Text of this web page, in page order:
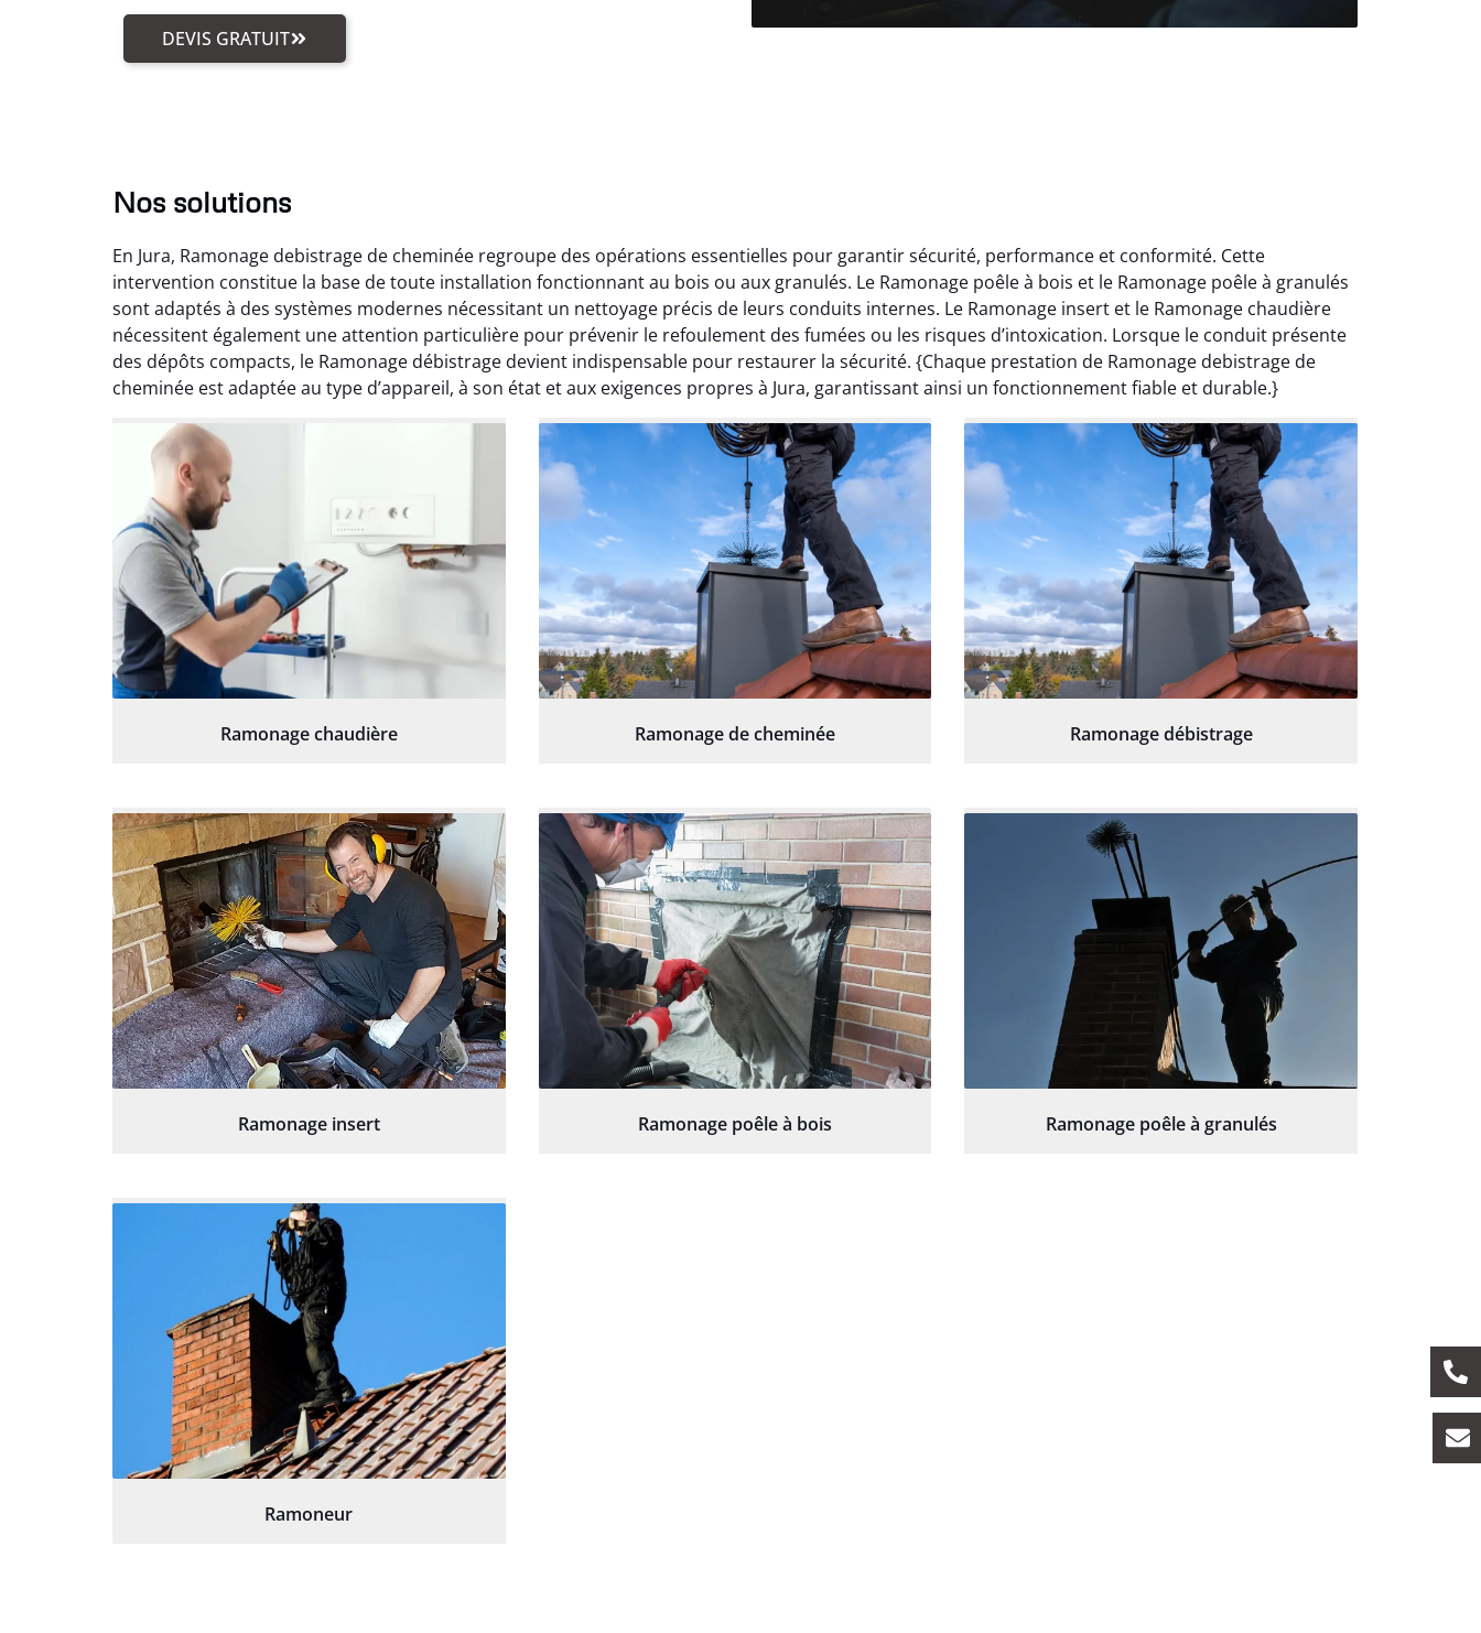
DEVIS GRATUIT
Nos solutions
En Jura, Ramonage debistrage de cheminée regroupe des opérations essentielles pour garantir sécurité, performance et conformité. Cette
intervention constitue la base de toute installation fonctionnant au bois ou aux granulés. Le Ramonage poêle à bois et le Ramonage poêle à granulés
sont adaptés à des systèmes modernes nécessitant un nettoyage précis de leurs conduits internes. Le Ramonage insert et le Ramonage chaudière
nécessitent également une attention particulière pour prévenir le refoulement des fumées ou les risques d’intoxication. Lorsque le conduit présente
des dépôts compacts, le Ramonage débistrage devient indispensable pour restaurer la sécurité. {Chaque prestation de Ramonage debistrage de
cheminée est adaptée au type d’appareil, à son état et aux exigences propres à Jura, garantissant ainsi un fonctionnement fiable et durable.}
Ramonage chaudière Ramonage de cheminée Ramonage débistrage
Ramonage insert Ramonage poêle à bois Ramonage poêle à granulés
Ramoneur